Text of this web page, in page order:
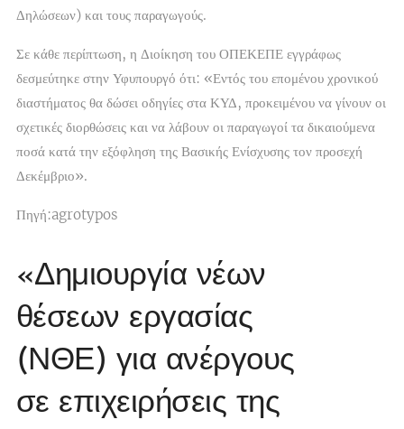
Δηλώσεων) και τους παραγωγούς.
Σε κάθε περίπτωση, η Διοίκηση του ΟΠΕΚΕΠΕ εγγράφως
δεσμεύτηκε στην Υφυπουργό ότι: «Εντός του επομένου χρονικού
διαστήματος θα δώσει οδηγίες στα ΚΥΔ, προκειμένου να γίνουν οι
σχετικές διορθώσεις και να λάβουν οι παραγωγοί τα δικαιούμενα
ποσά κατά την εξόφληση της Βασικής Ενίσχυσης τον προσεχή
Δεκέμβριο».
Πηγή:agrotypos
«Δημιουργία νέων
θέσεων εργασίας
(ΝΘΕ) για ανέργους
σε επιχειρήσεις της